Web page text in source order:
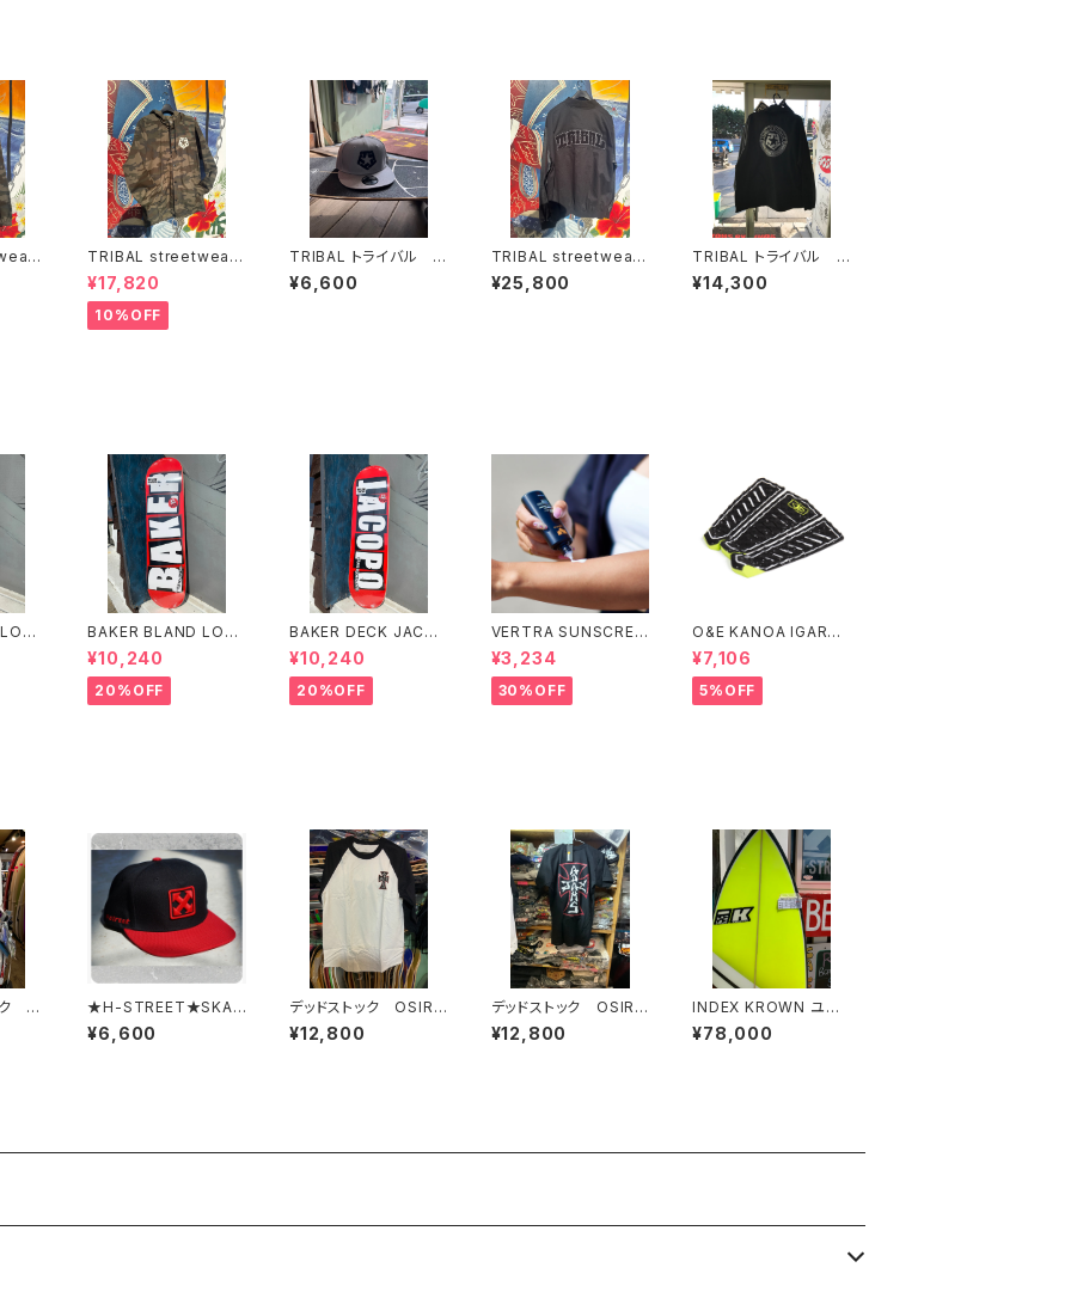
TRIBAL streetwear
コーチジャケット トラ
イバル
¥17,820
10%OFF
TRIBAL トライバル ス
トリートウェア スナッ
プバックキャップ USA
¥6,600
TRIBAL streetwear
トライバルジャケット
TRIBAL ARCHED CO
¥25,800
TRIBAL トライバル ス
トリートウェア コーチ
ジャケット USA
¥14,300
BAKER BLAND LOG
O PINK DECK 8.0 ベ
イカー ブランド ロ
ゴ デッキ ピンク 8
インチ スケートボード
¥10,240
20%OFF
BAKER DECK JACO
PO CAROZZI BRAN
D LOGO 8.25 ベイカ
ー デッキ ジェイコー
プ ブランド ロゴ ス
¥10,240
20%OFF
VERTRA SUNSCREE
N LOTION WHITE S
PF 44＃
¥3,234
30%OFF
O&E KANOA IGARAS
HI 3 PIECE BLACK/LI
ME｜PRO SERIES
¥7,106
5%OFF
ク D
★H-STREET★SKAT
EBOARDING CAP エ
イチストリートマーク
¥6,600
デッドストック OSIRI
S JAY ADAMS
¥12,800
デッドストック OSIRI
S JAY ADAMS
¥12,800
INDEX KROWN ユー
ズドサーフボード
¥78,000